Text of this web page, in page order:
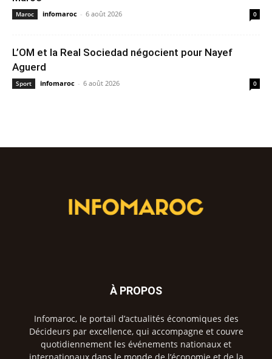
Maroc infomaroc - 6 août 2026 0
L’OM et la Real Sociedad négocient pour Nayef
Aguerd
Sport infomaroc - 6 août 2026 0
À PROPOS
Infomaroc, le portail d’actualités économiques des
Décideurs par excellence, qui accompagne et couvre
quotidiennement les événements nationaux et